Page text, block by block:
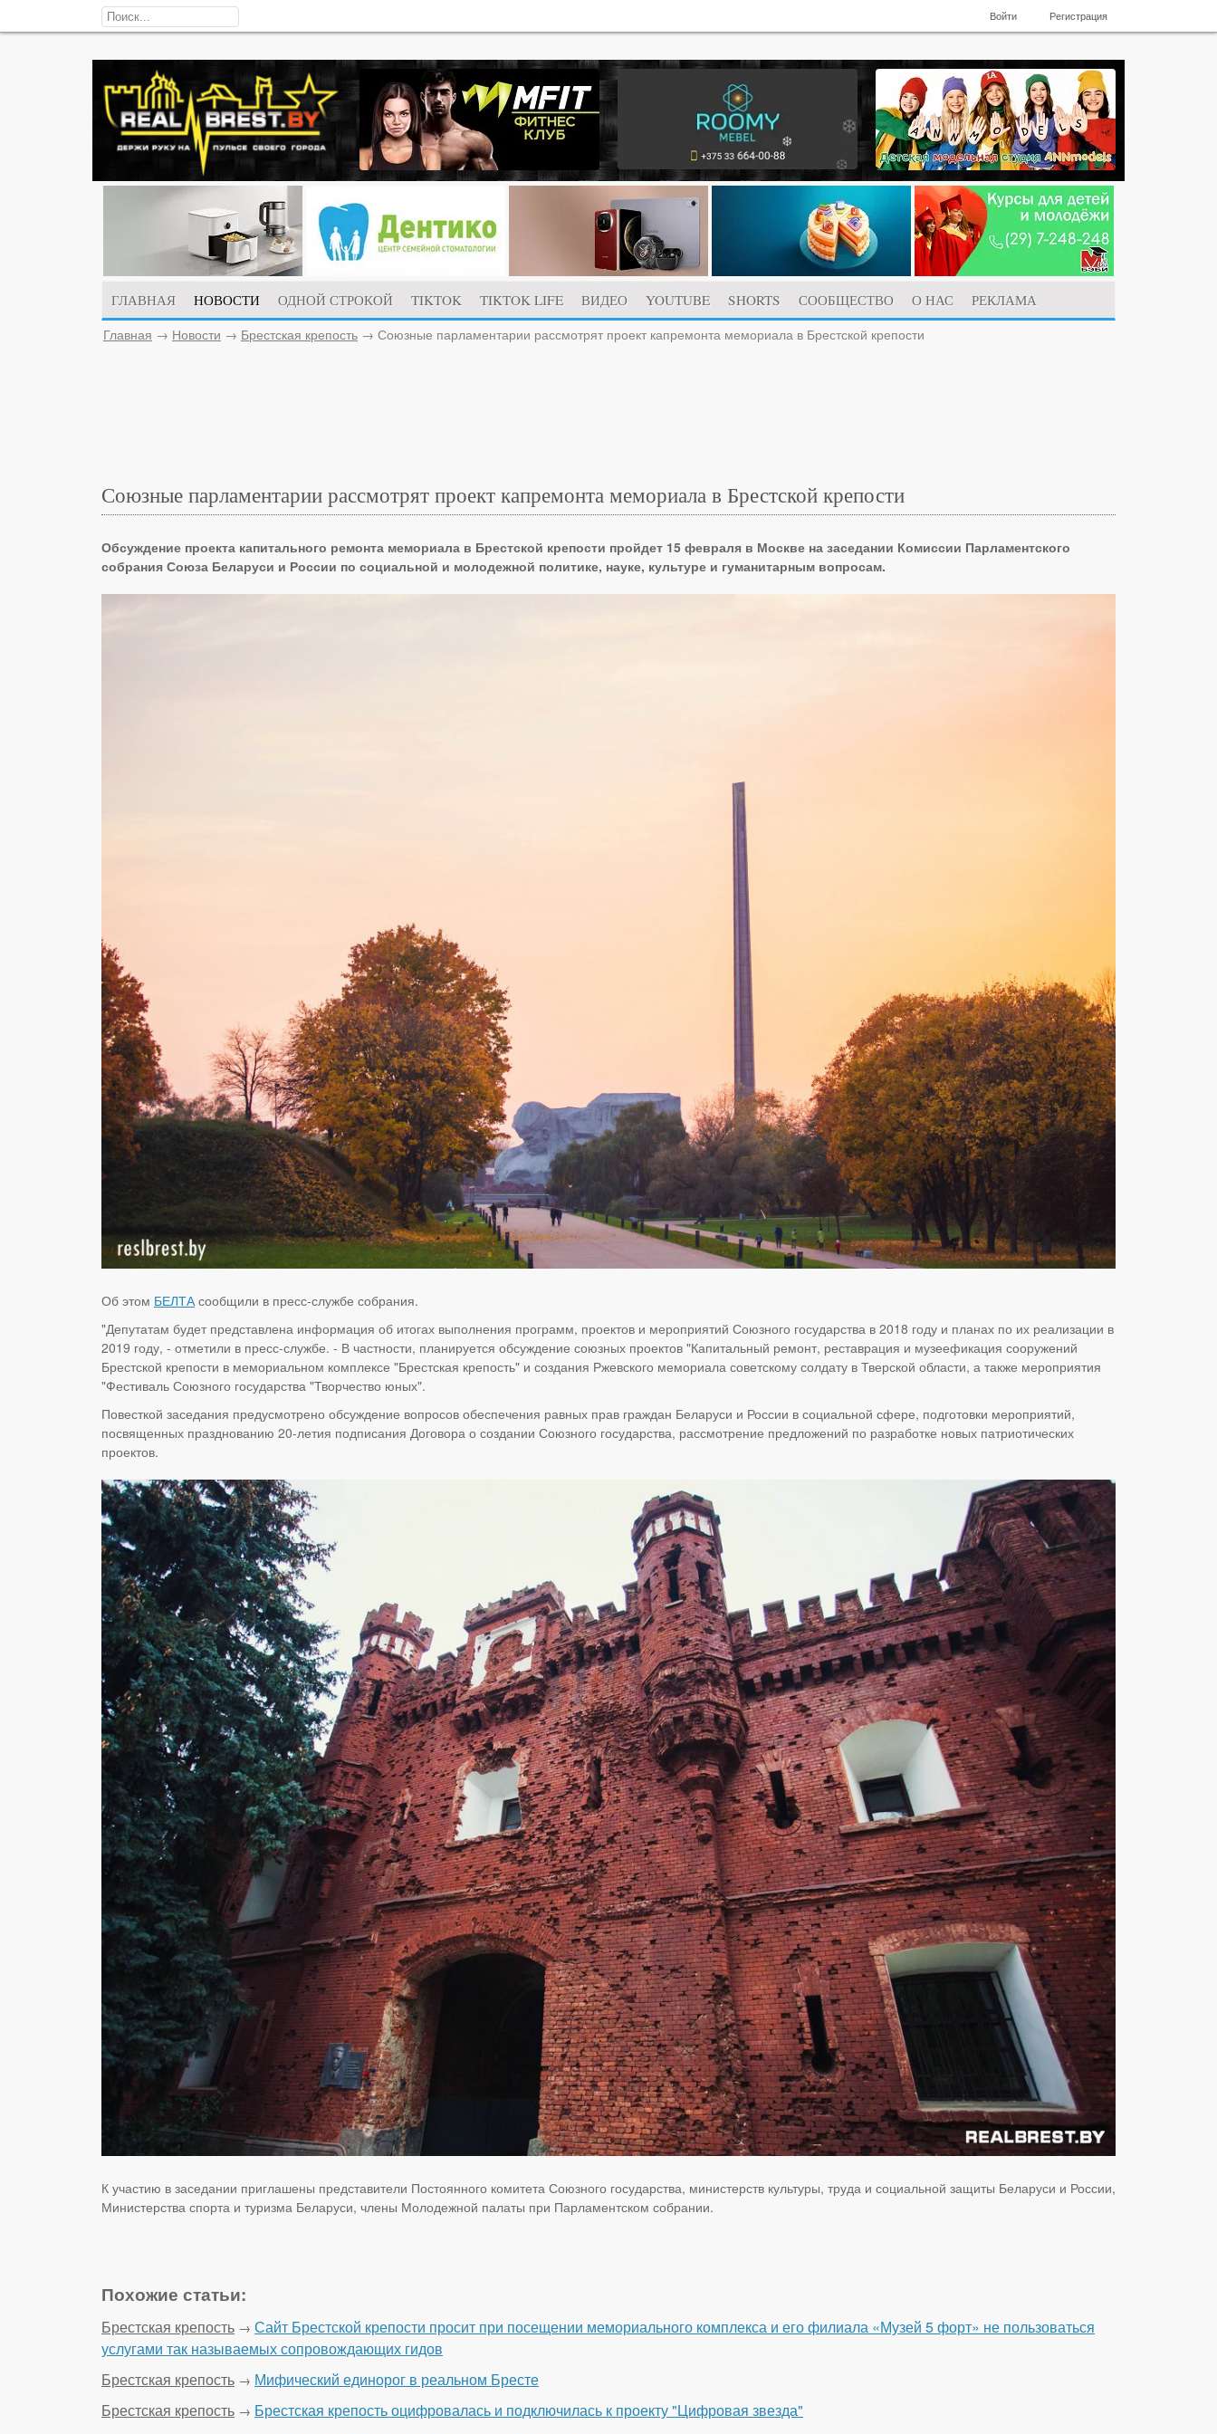
Войти Регистрация
ГЛАВНАЯ НОВОСТИ ОДНОЙ СТРОКОЙ TIKTOK TIKTOK LIFE ВИДЕО YOUTUBE SHORTS СООБЩЕСТВО О НАС
РЕКЛАМА
Главная → Новости → Брестская крепость → Союзные парламентарии рассмотрят проект капремонта мемориала в Брестской крепости
Союзные парламентарии рассмотрят проект капремонта мемориала в Брестской крепости
Обсуждение проекта капитального ремонта мемориала в Брестской крепости пройдет 15 февраля в Москве на заседании Комиссии Парламентского
собрания Союза Беларуси и России по социальной и молодежной политике, науке, культуре и гуманитарным вопросам.
Об этом БЕЛТАсообщили в пресс-службе собрания.
"Депутатам будет представлена информация об итогах выполнения программ, проектов и мероприятий Союзного государства в 2018 году и планах по их реализации в
2019 году, - отметили в пресс-службе. - В частности, планируется обсуждение союзных проектов "Капитальный ремонт, реставрация и музеефикация сооружений
Брестской крепости в мемориальном комплексе "Брестская крепость" и создания Ржевского мемориала советскому солдату в Тверской области, а также мероприятия
"Фестиваль Союзного государства "Творчество юных".
Повесткой заседания предусмотрено обсуждение вопросов обеспечения равных прав граждан Беларуси и России в социальной сфере, подготовки мероприятий,
посвященных празднованию 20-летия подписания Договора о создании Союзного государства, рассмотрение предложений по разработке новых патриотических
проектов.
К участию в заседании приглашены представители Постоянного комитета Союзного государства, министерств культуры, труда и социальной защиты Беларуси и России,
Министерства спорта и туризма Беларуси, члены Молодежной палаты при Парламентском собрании.
Похожие статьи:
Брестская крепость → Сайт Брестской крепости просит при посещении мемориального комплекса и его филиала «Музей 5 форт» не пользоваться
услугами так называемых сопровождающих гидов
Брестская крепость → Мифический единорог в реальном Бресте
Брестская крепость → Брестская крепость оцифровалась и подключилась к проекту "Цифровая звезда"